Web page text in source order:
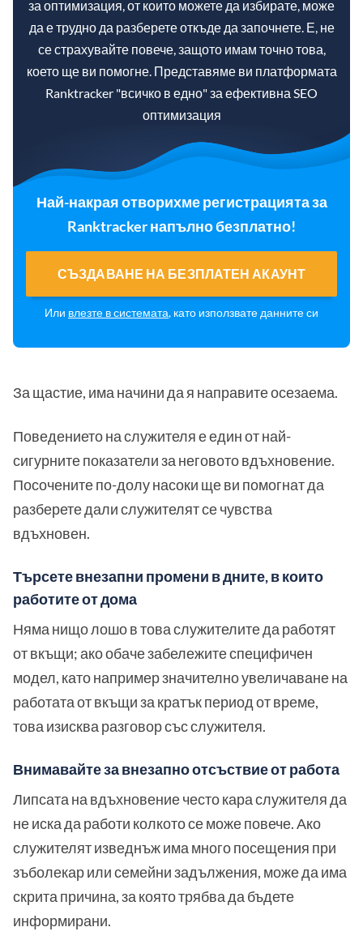
за оптимизация, от които можете да избирате, може
да е трудно да разберете откъде да започнете. Е, не
се страхувайте повече, защото имам точно това,
което ще ви помогне. Представяме ви платформата
Ranktracker "всичко в едно" за ефективна SEO
оптимизация
Най-накрая отворихме регистрацията за
Ranktracker напълно безплатно!
СЪЗДАВАНЕ НА БЕЗПЛАТЕН АКАУНТ
Или влезте в системата, като използвате данните си
За щастие, има начини да я направите осезаема.
Поведението на служителя е един от най-
сигурните показатели за неговото вдъхновение.
Посочените по-долу насоки ще ви помогнат да
разберете дали служителят се чувства
вдъхновен.
Търсете внезапни промени в дните, в които
работите от дома
Няма нищо лошо в това служителите да работят
от вкъщи; ако обаче забележите специфичен
модел, като например значително увеличаване на
работата от вкъщи за кратък период от време,
това изисква разговор със служителя.
Внимавайте за внезапно отсъствие от работа
Липсата на вдъхновение често кара служителя да
не иска да работи колкото се може повече. Ако
служителят изведнъж има много посещения при
зъболекар или семейни задължения, може да има
скрита причина, за която трябва да бъдете
информирани.